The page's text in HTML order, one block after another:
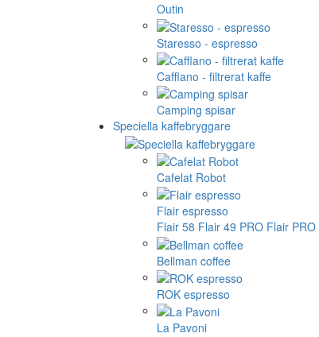
Outin
Staresso - espresso
Cafflano - filtrerat kaffe
Camping spisar
Speciella kaffebryggare
Cafelat Robot
Flair espresso
Flair 58 Flair 49 PRO Flair PRO
Bellman coffee
ROK espresso
La Pavoni